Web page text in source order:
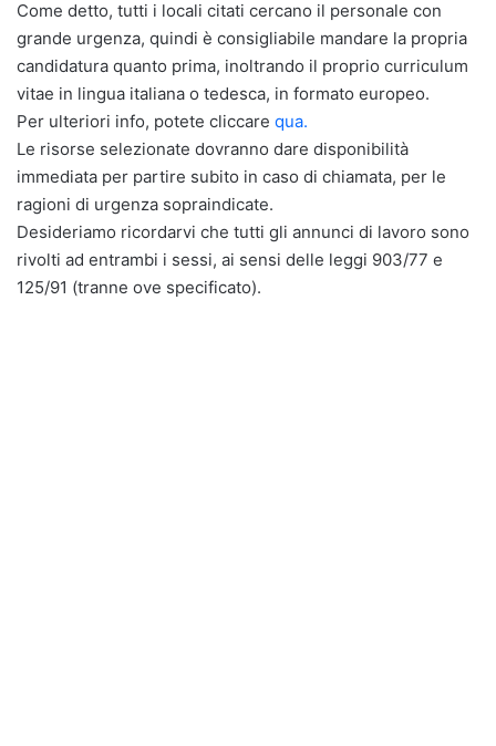
Come detto, tutti i locali citati cercano il personale con
grande urgenza, quindi è consigliabile mandare la propria
candidatura quanto prima, inoltrando il proprio curriculum
vitae in lingua italiana o tedesca, in formato europeo.
Per ulteriori info, potete cliccare qua.
Le risorse selezionate dovranno dare disponibilità
immediata per partire subito in caso di chiamata, per le
ragioni di urgenza sopraindicate.
Desideriamo ricordarvi che tutti gli annunci di lavoro sono
rivolti ad entrambi i sessi, ai sensi delle leggi 903/77 e
125/91 (tranne ove specificato).